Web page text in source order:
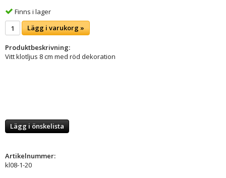
Finns i lager
Lägg i varukorg »
Produktbeskrivning:
Vitt klotljus 8 cm med röd dekoration
Lägg i önskelista
Artikelnummer:
kl08-1-20